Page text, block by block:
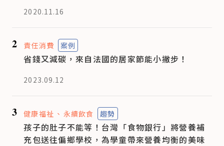
2020.11.16
2 責任消費 案例
省錢又減碳，來自法國的居家節能小撇步！
2023.09.12
3 健康福祉 永續飲食 趨勢
孩子的肚子不能等！台灣「食物銀行」將營養補
充包送往偏鄉學校，為學童帶來營養均衡的美味